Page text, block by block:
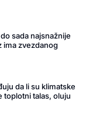
sada najsnažnije
ima zvezdanog
da li su klimatske
toplotni talas, oluju